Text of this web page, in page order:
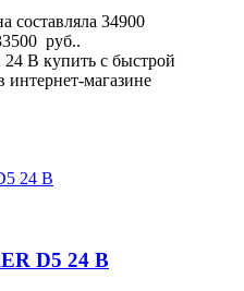
составляла 34900
руб..
В купить с быстрой
интернет-магазине
D5 24 В